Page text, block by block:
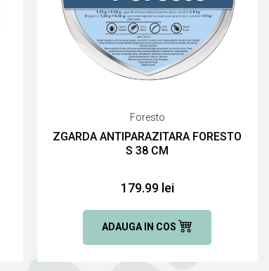
Foresto
ZGARDA ANTIPARAZITARA FORESTO
S 38 CM
179.99 lei
ADAUGA IN COS